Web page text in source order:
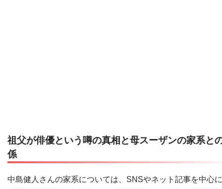
祖父が俳優という噂の真相と母スーザンの家系と
係
中島健人さんの家系については、SNSやネット記事を中心に